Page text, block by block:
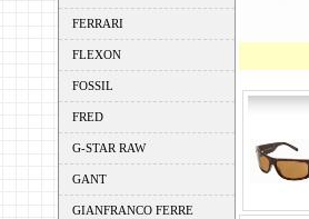
FERRARI
FLEXON
FOSSIL
FRED
G-STAR RAW
GANT
GIANFRANCO FERRE